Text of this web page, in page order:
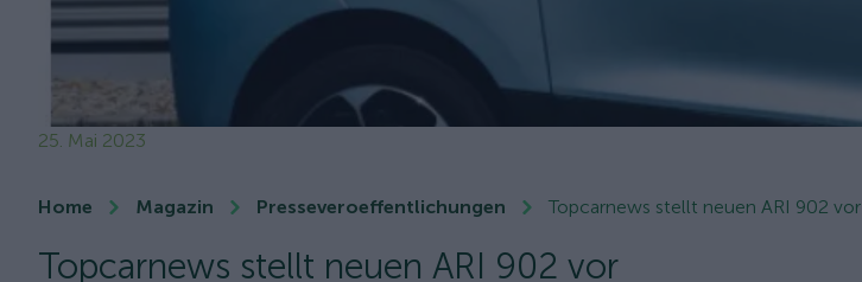
25. Mai 2023
Home Magazin Presseveroeffentlichungen Topcarnews stellt neuen ARI 902 vor
Topcarnews stellt neuen ARI 902 vor